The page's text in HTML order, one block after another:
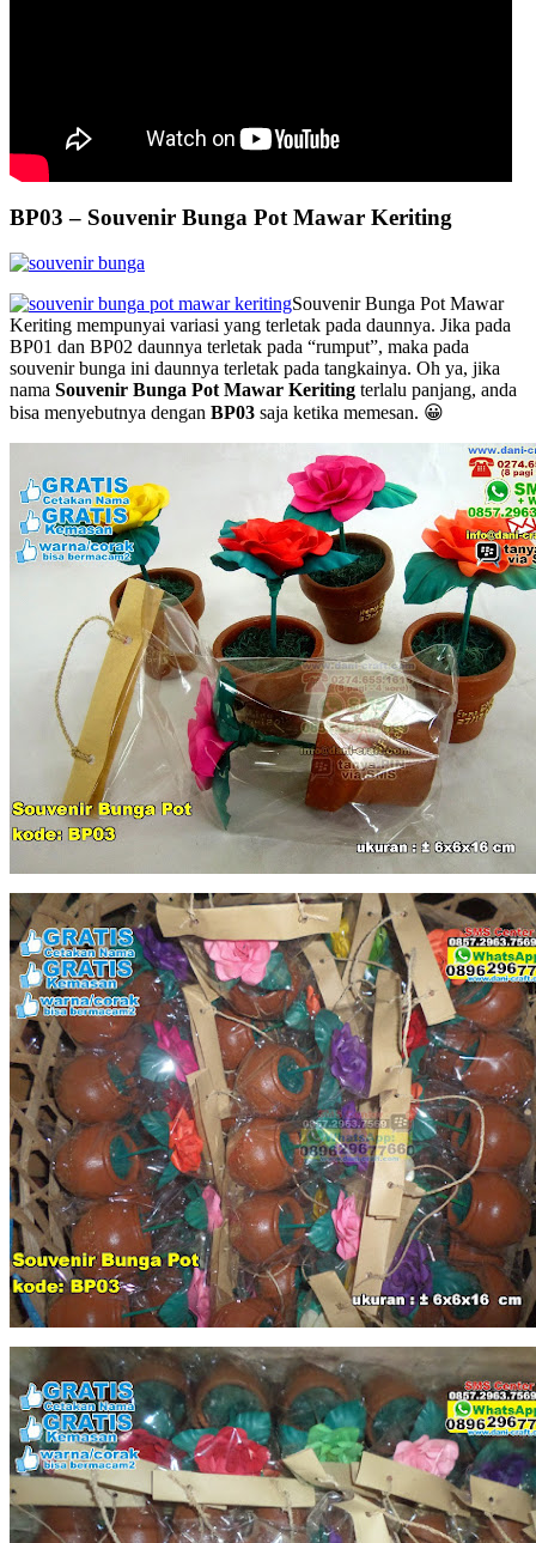
BP03 – Souvenir Bunga Pot Mawar Keriting
Souvenir Bunga Pot Mawar
Keriting mempunyai variasi yang terletak pada daunnya. Jika pada
BP01 dan BP02 daunnya terletak pada “rumput”, maka pada
souvenir bunga ini daunnya terletak pada tangkainya. Oh ya, jika
nama Souvenir Bunga Pot Mawar Keriting terlalu panjang, anda
bisa menyebutnya dengan BP03 saja ketika memesan. 😀